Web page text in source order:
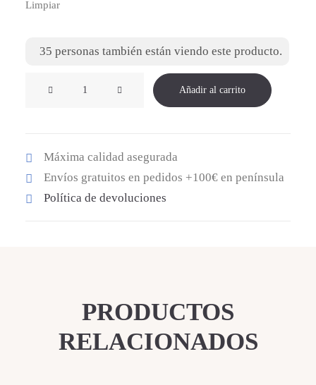
Limpiar
35 personas también están viendo este producto.
cantidad
Añadir al carrito
Máxima calidad asegurada
Envíos gratuitos en pedidos +100€ en península
Política de devoluciones
PRODUCTOS
RELACIONADOS